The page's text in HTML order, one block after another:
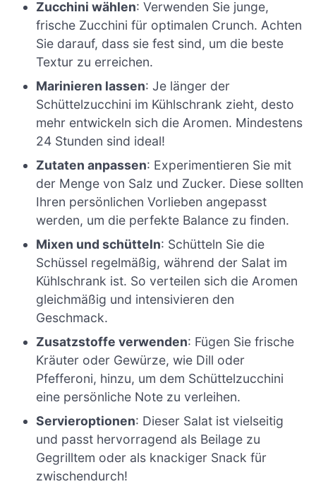
Zucchini wählen: Verwenden Sie junge,
frische Zucchini für optimalen Crunch. Achten
Sie darauf, dass sie fest sind, um die beste
Textur zu erreichen.
Marinieren lassen: Je länger der
Schüttelzucchini im Kühlschrank zieht, desto
mehr entwickeln sich die Aromen. Mindestens
24 Stunden sind ideal!
Zutaten anpassen: Experimentieren Sie mit
der Menge von Salz und Zucker. Diese sollten
Ihren persönlichen Vorlieben angepasst
werden, um die perfekte Balance zu finden.
Mixen und schütteln: Schütteln Sie die
Schüssel regelmäßig, während der Salat im
Kühlschrank ist. So verteilen sich die Aromen
gleichmäßig und intensivieren den
Geschmack.
Zusatzstoffe verwenden: Fügen Sie frische
Kräuter oder Gewürze, wie Dill oder
Pfefferoni, hinzu, um dem Schüttelzucchini
eine persönliche Note zu verleihen.
Servieroptionen: Dieser Salat ist vielseitig
und passt hervorragend als Beilage zu
Gegrilltem oder als knackiger Snack für
zwischendurch!